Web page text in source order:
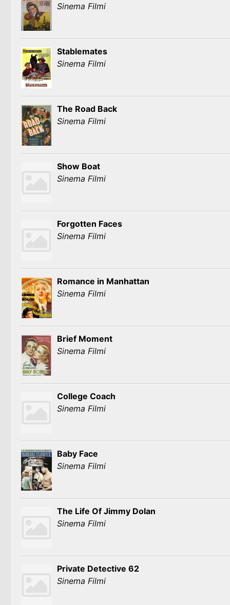
Sinema Filmi
Stablemates
Sinema Filmi
The Road Back
Sinema Filmi
Show Boat
Sinema Filmi
Forgotten Faces
Sinema Filmi
Romance in Manhattan
Sinema Filmi
Brief Moment
Sinema Filmi
College Coach
Sinema Filmi
Baby Face
Sinema Filmi
The Life Of Jimmy Dolan
Sinema Filmi
Private Detective 62
Sinema Filmi